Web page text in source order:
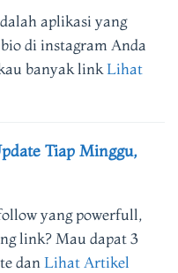
aplikasi yang
di instagram Anda
banyak link Lihat
Tiap Minggu,
yang powerfull,
link? Mau dapat 3
dan Lihat Artikel